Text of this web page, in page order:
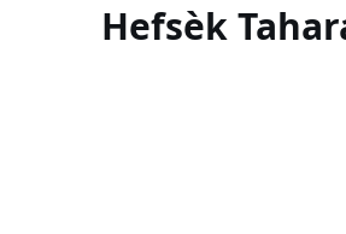
Hefsèk